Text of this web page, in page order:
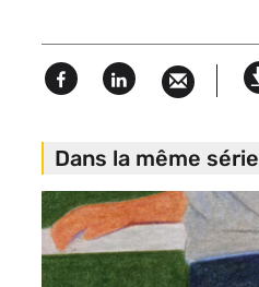
FacebookLinked
Dans la même série
Image
de
vignette